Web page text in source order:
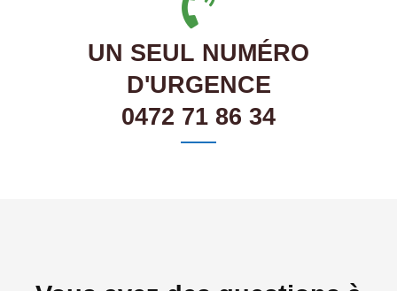
UN SEUL NUMÉRO
D'URGENCE
0472 71 86 34